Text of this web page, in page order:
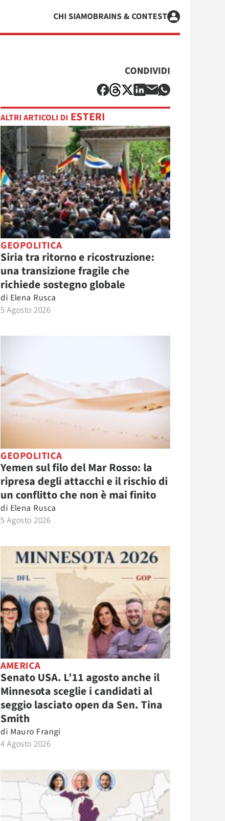
CHI SIAMOBRAINS & CONTEST
CONDIVIDI
ALTRI ARTICOLI DI ESTERI
GEOPOLITICA
Siria tra ritorno e ricostruzione:
una transizione fragile che
richiede sostegno globale
di Elena Rusca
5 Agosto 2026
GEOPOLITICA
Yemen sul filo del Mar Rosso: la
ripresa degli attacchi e il rischio di
un conflitto che non è mai finito
di Elena Rusca
5 Agosto 2026
AMERICA
Senato USA. L’11 agosto anche il
Minnesota sceglie i candidati al
seggio lasciato open da Sen. Tina
Smith
di Mauro Frangi
4 Agosto 2026